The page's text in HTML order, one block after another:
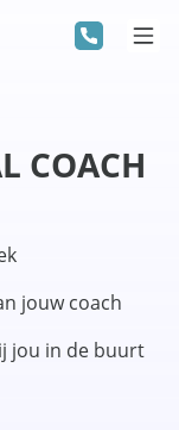
COACH
jouw coach
jou in de buurt